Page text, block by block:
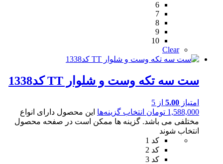
6
7
8
9
10
Clear
ست سه تکه وست و شلوار TT کد1338
امتیاز 5.00 از 5
1,588,000 تومان انتخاب گزینه‌ها این محصول دارای انواع
مختلفی می باشد. گزینه ها ممکن است در صفحه محصول
انتخاب شوند
کد 1
کد 2
کد 3